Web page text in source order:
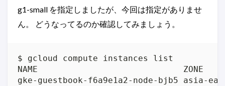
g1-small を指定しましたが、今回は指定がありませ
ん。 どうなってるのか確認してみましょう。
$ gcloud compute instances list
NAME                             ZONE
gke-guestbook-f6a9e1a2-node-bjb5 asia-